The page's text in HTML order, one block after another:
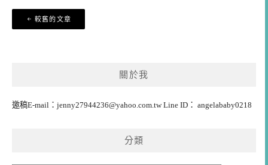
文
章
較舊的文章
關於我
邀稿E-mail： jenny27944236@yahoo.com.twLine ID： angelababy0218
分類